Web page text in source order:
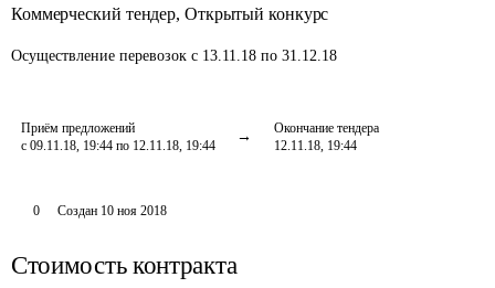
Коммерческий тендер, Открытый конкурс
Осуществление перевозок с 13.11.18 по 31.12.18
Приём предложений
с 09.11.18, 19:44 по 12.11.18, 19:44
Окончание тендера
12.11.18, 19:44
0 Создан 10 ноя 2018
Стоимость контракта